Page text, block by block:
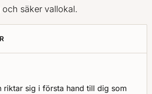
säker vallokal.
riktar sig i första hand till dig som